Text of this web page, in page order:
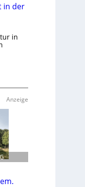
in der
in
Anzeige